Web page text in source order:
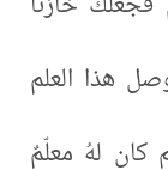
هذا العلم
كان لهُ معلّمٌ